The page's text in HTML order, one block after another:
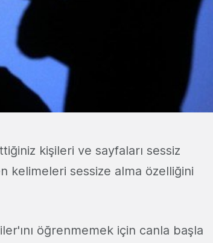
kişileri ve sayfaları sessiz
kelimeleri sessize alma özelliğini
öğrenmemek için canla başla